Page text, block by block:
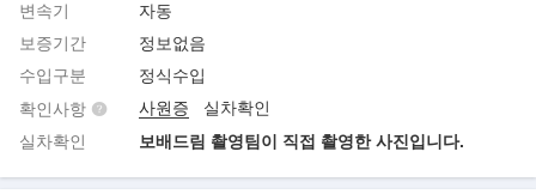
변속기
자동
보증기간
정보없음
수입구분
정식수입
확인사항
사원증
실차확인
실차확인
보배드림 촬영팀이 직접 촬영한 사진입니다.